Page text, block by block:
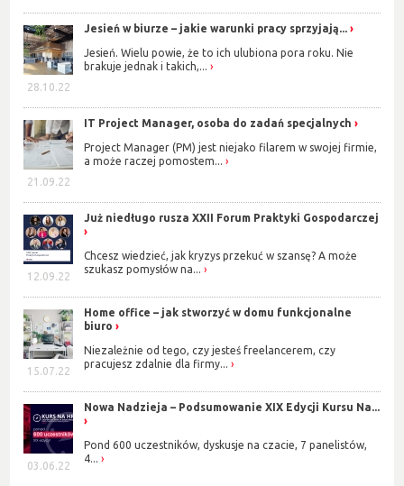
28.10.22
Jesień w biurze – jakie warunki pracy sprzyjają...
Jesień. Wielu powie, że to ich ulubiona pora roku. Nie
brakuje jednak i takich,...
21.09.22
IT Project Manager, osoba do zadań specjalnych
Project Manager (PM) jest niejako filarem w swojej firmie,
a może raczej pomostem...
12.09.22
Już niedługo rusza XXII Forum Praktyki Gospodarczej
Chcesz wiedzieć, jak kryzys przekuć w szansę? A może
szukasz pomysłów na...
15.07.22
Home office – jak stworzyć w domu funkcjonalne
biuro
Niezależnie od tego, czy jesteś freelancerem, czy
pracujesz zdalnie dla firmy...
03.06.22
Nowa Nadzieja – Podsumowanie XIX Edycji Kursu Na...
Pond 600 uczestników, dyskusje na czacie, 7 panelistów,
4...